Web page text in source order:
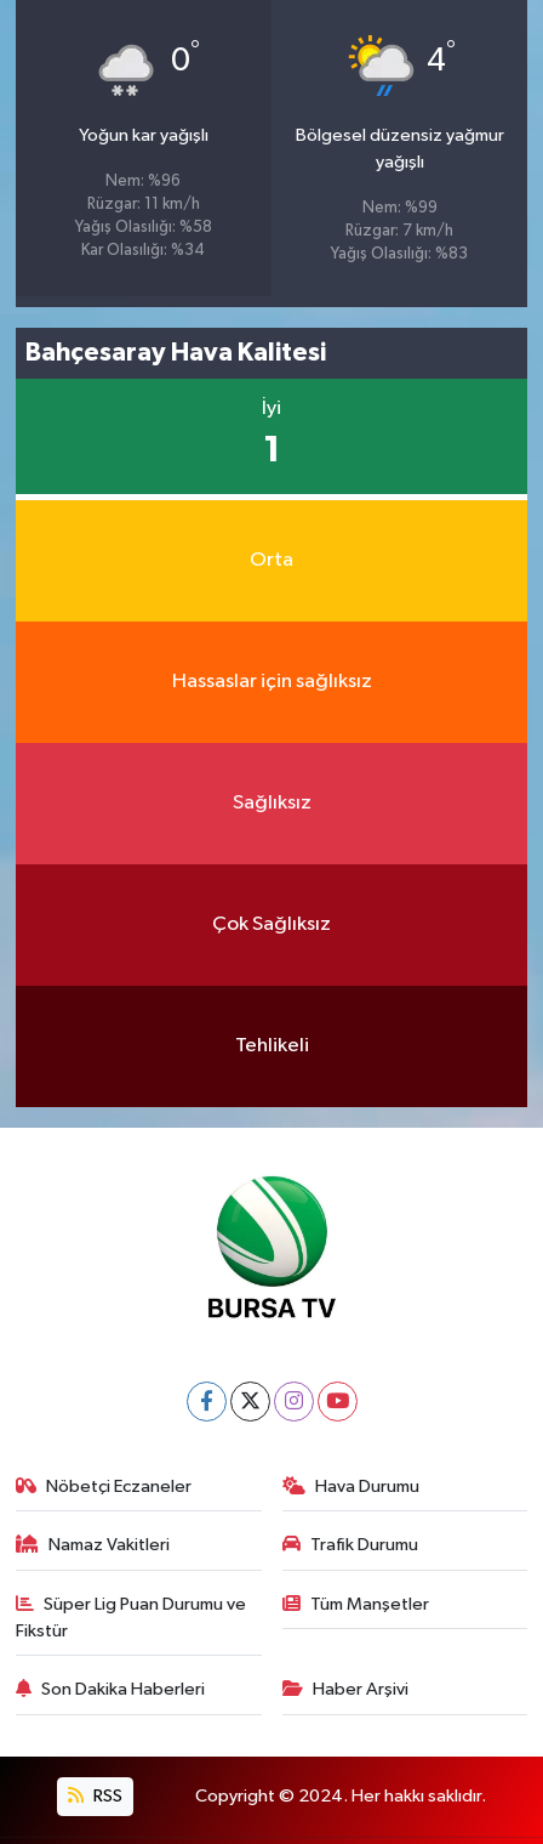
0°
Yoğun kar yağışlı
Nem: %96
Rüzgar: 11 km/h
Yağış Olasılığı: %58
Kar Olasılığı: %34
4°
Bölgesel düzensiz yağmur
yağışlı
Nem: %99
Rüzgar: 7 km/h
Yağış Olasılığı: %83
Bahçesaray Hava Kalitesi
İyi
1
Orta
Hassaslar için sağlıksız
Sağlıksız
Çok Sağlıksız
Tehlikeli
Nöbetçi Eczaneler Hava Durumu
Namaz Vakitleri Trafik Durumu
Süper Lig Puan Durumu ve
Fikstür
Tüm Manşetler
Son Dakika Haberleri Haber Arşivi
RSS Copyright © 2024. Her hakkı saklıdır.